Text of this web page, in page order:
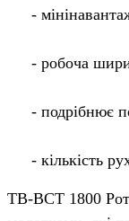
-
- робоча
- подрібнює
- кількість
TB-BCT 1800